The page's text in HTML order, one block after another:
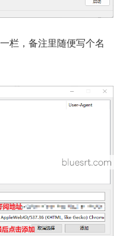
栏，备注里随便写个名